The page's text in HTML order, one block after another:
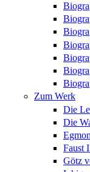
Zum Werk
Die
Die
Faust
Götz